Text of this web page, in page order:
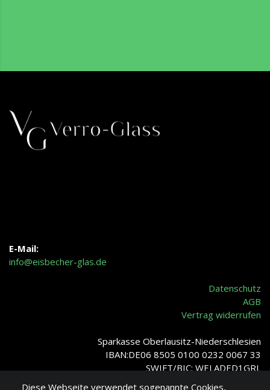
E-Mail:
info@eisbecher-glas.de
Datenschutz
AGB
Vertrag widerrufen
Sparkasse Oberlausitz-Niederschlesien
IBAN:DE06 8505 0100 0232 0067 33
SWIFT/BIC: WELADED1GRL
Diese Webseite verwendet sogenannte Cookies,